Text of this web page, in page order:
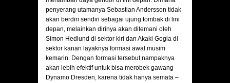
penyerang utamanya Sebastian Andersson tidak
akan berdiri sendiri sebagai ujung tombak di lini
depan, melainkan dirinya akan ditemani oleh
Simon Hedlund di sektor kiri dan Akaki Gogia di
sektor kanan layaknya formasi awal musim
kemarin. Dengan formasi tersebut nampaknya
akan lebih efektif untuk bisa merobek gawang
Dynamo Dresden, karena tidak hanya semata –